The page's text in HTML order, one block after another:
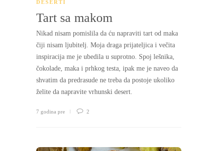
DESERTI
Tart sa makom
Nikad nisam pomislila da ću napraviti tart od maka
čiji nisam ljubitelj. Moja draga prijateljica i večita
inspiracija me je ubedila u suprotno. Spoj lešnika,
čokolade, maka i prhkog testa, ipak me je naveo da
shvatim da predrasude ne treba da postoje ukoliko
želite da napravite vrhunski desert.
7 godina pre 2